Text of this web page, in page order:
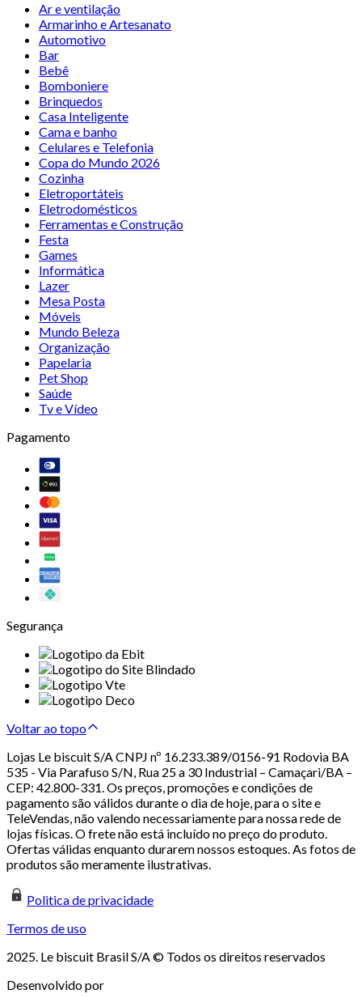
Ar e ventilação
Armarinho e Artesanato
Automotivo
Bar
Bebê
Bomboniere
Brinquedos
Casa Inteligente
Cama e banho
Celulares e Telefonia
Copa do Mundo 2026
Cozinha
Eletroportáteis
Eletrodomésticos
Ferramentas e Construção
Festa
Games
Informática
Lazer
Mesa Posta
Móveis
Mundo Beleza
Organização
Papelaria
Pet Shop
Saúde
Tv e Vídeo
Pagamento
Segurança
Voltar ao topo
Lojas Le biscuit S/A CNPJ nº 16.233.389/0156-91 Rodovia BA
535 - Via Parafuso S/N, Rua 25 a 30 Industrial – Camaçari/BA –
CEP: 42.800-331. Os preços, promoções e condições de
pagamento são válidos durante o dia de hoje, para o site e
TeleVendas, não valendo necessariamente para nossa rede de
lojas físicas. O frete não está incluído no preço do produto.
Ofertas válidas enquanto durarem nossos estoques. As fotos de
produtos são meramente ilustrativas.
Politica de privacidade
Termos de uso
2025. Le biscuit Brasil S/A © Todos os direitos reservados
Desenvolvido por